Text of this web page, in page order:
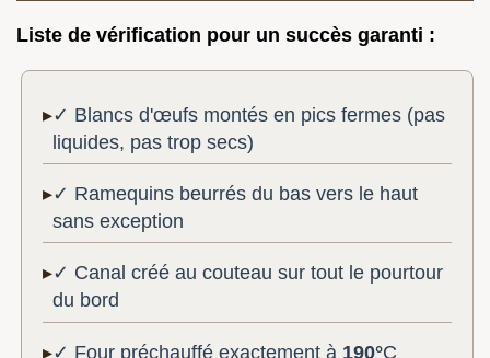
Liste de vérification pour un succès garanti :
✓ Blancs d'œufs montés en pics fermes (pas
liquides, pas trop secs)
✓ Ramequins beurrés du bas vers le haut
sans exception
✓ Canal créé au couteau sur tout le pourtour
du bord
✓ Four préchauffé exactement à 190°C